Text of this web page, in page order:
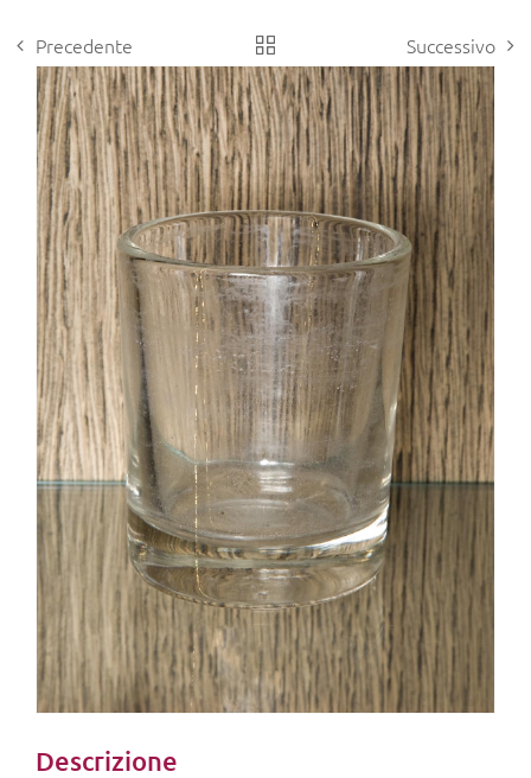
Precedente Successivo
View
Larger
Image
Descrizione